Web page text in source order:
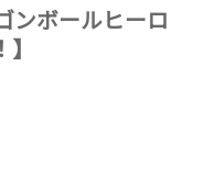
ンボールヒーロ